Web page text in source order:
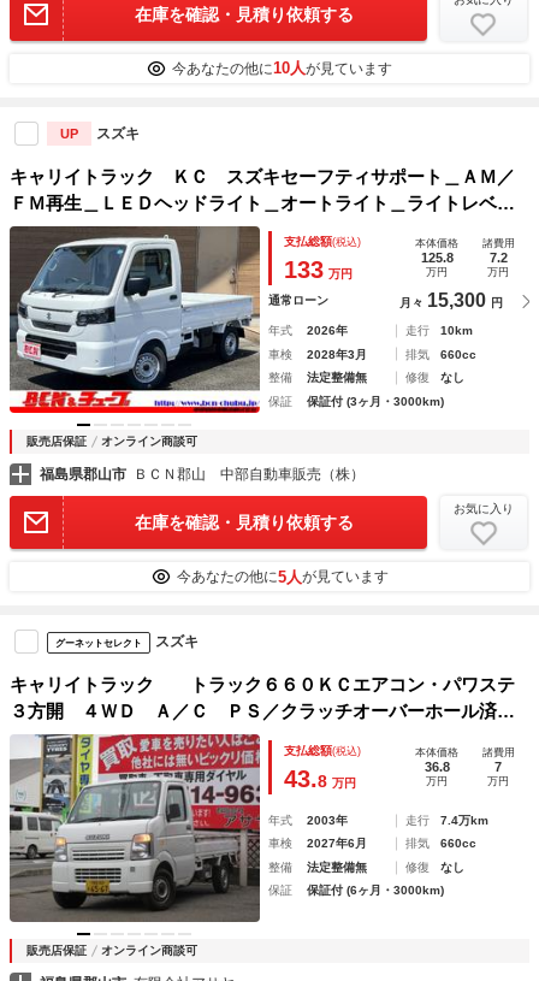
在庫を確認・見積り依頼する
今あなたの他に10人が見ています
UP スズキ
キャリイトラック ＫＣ スズキセーフティサポート＿ＡＭ／
ＦＭ再生＿ＬＥＤヘッドライト＿オートライト＿ライトレベラ
イザー＿アイドリングストップ＿キーレス＆スペアキー
支払総額(税込)
133 万円
本体価格
125.8
万円
諸費用
7.2
万円
通常ローン 月々 15,300 円
年式 2026年 走行
10km
車検
2028年3月 排気
660cc
整備
法定整備無 修復
なし
保証
保証付 (3ヶ月・3000km)
販売店保証 オンライン商談可
福島県郡山市 ＢＣＮ郡山 中部自動車販売（株）
在庫を確認・見積り依頼する
お気に入り
今あなたの他に5人が見ています
グーネットセレクト スズキ
キャリイトラック トラック６６０ＫＣエアコン・パワステ
３方開 ４ＷＤ Ａ／Ｃ ＰＳ／クラッチオーバーホール済／
６カ月保証
支払総額(税込)
43.8 万円
本体価格
36.8
万円
諸費用
7
万円
年式 2003年 走行
7.4万km
車検
2027年6月 排気
660cc
整備
法定整備無 修復
なし
保証
保証付 (6ヶ月・3000km)
販売店保証 オンライン商談可